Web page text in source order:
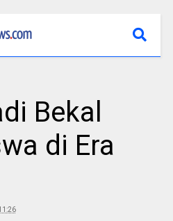
Bekal
di Era